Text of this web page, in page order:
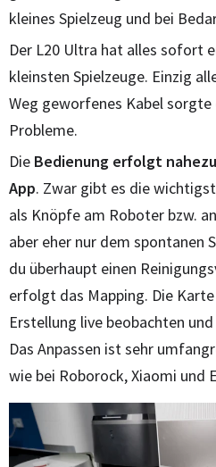
kleines Spielzeug und bei
Der L20 Ultra hat alles sofort
kleinsten Spielzeuge. Einzig
Weg geworfenes Kabel
Probleme.
Die Bedienung erfolgt
App. Zwar gibt es die
als Knöpfe am Roboter bzw.
aber eher nur dem spontanen
du überhaupt einen
erfolgt das Mapping. Die
Erstellung live beobachten
Das Anpassen ist sehr
wie bei Roborock, Xiaomi und